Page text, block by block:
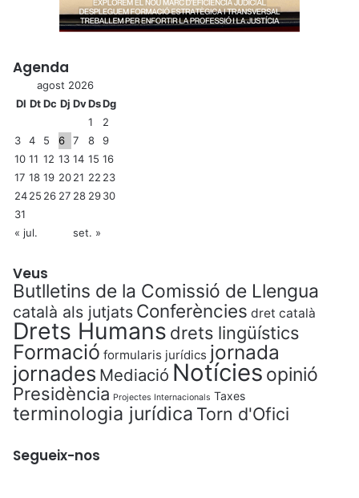
Agenda
agost 2026
Dl DtDc Dj DvDsDg
1
2
3
4 5 6 7 8
9
10 11 12 13 14 15 16
17 18 19 2021 22 23
2425 26 27 28 2930
31
« jul.
set. »
Veus
Butlletins de la Comissió de Llengua
català als jutjats Conferències dret català
Drets Humans drets lingüístics
Formació formularis jurídics jornada
jornades Mediació Notícies opinió
Presidència Projectes Internacionals Taxes
terminologia jurídica Torn d'Ofici
Segueix-nos